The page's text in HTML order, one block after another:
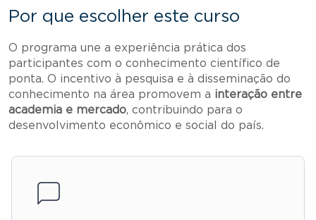
Por que escolher este curso
O programa une a experiência prática dos
participantes com o conhecimento científico de
ponta. O incentivo à pesquisa e à disseminação do
conhecimento na área promovem a interação entre
academia e mercado, contribuindo para o
desenvolvimento econômico e social do país.